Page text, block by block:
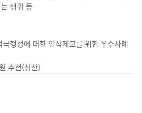
행위 등
행정에 대한 인식제고를 위한 우수사례
추천(칭찬)